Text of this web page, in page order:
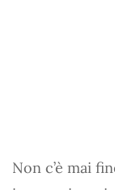
Non c’è mai